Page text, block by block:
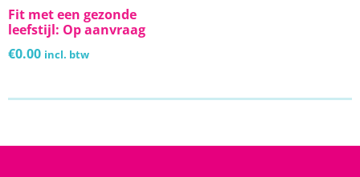
Fit met een gezonde
leefstijl: Op aanvraag
€0.00 incl. btw